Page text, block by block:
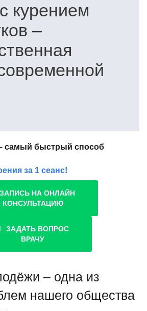
курением
–
самый быстрый способ
за 1 сеанс!
ЗАПИСЬ НА ОНЛАЙН
КОНСУЛЬТАЦИЮ
ЗАДАТЬ ВОПРОС
ВРАЧУ
– одна из
нашего общества